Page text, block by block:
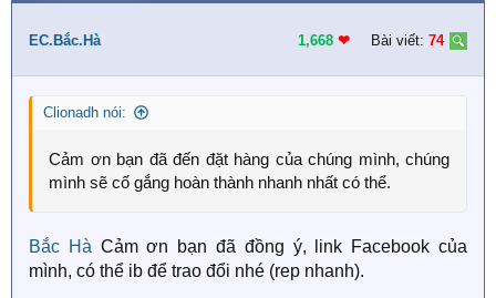
i
n
s
EC.Bắc.Hà 1,668 ❤︎ Bài viết: 74
Clionadh nói:
Cảm ơn bạn đã đến đặt hàng của chúng mình, chúng
mình sẽ cố gắng hoàn thành nhanh nhất có thể.
Bắc Hà Cảm ơn bạn đã đồng ý, link Facebook của
mình, có thể ib để trao đổi nhé (rep nhanh).